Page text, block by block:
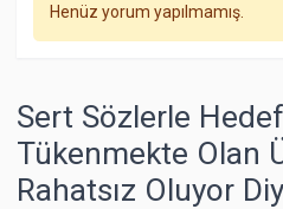
Henüz yorum yapılmamış.
Sert Sözlerle
Tükenmekte Olan
Rahatsız Oluyor